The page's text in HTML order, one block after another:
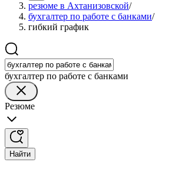
резюме в Ахтанизовской/
бухгалтер по работе с банками/
гибкий график
бухгалтер по работе с банками
Резюме
Найти